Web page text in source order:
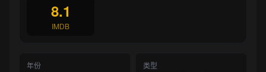
8.1
IMDB
年份
类型